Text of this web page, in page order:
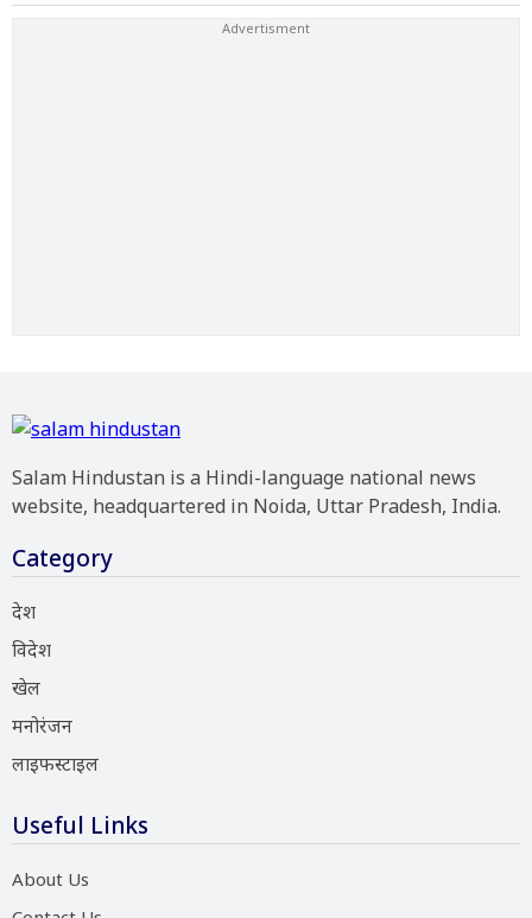
Salam Hindustan is a Hindi-language national news
website, headquartered in Noida, Uttar Pradesh, India.
Category
देश
विदेश
खेल
मनोरंजन
लाइफस्टाइल
Useful Links
About Us